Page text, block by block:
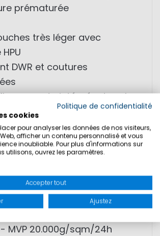
prématurée
très léger avec
DWR et coutures
intégrée dans le
poches sur les côtés
YKK
taille réglables
MVP 20.000g/sqm/24h
Politique de confidentialité
cookies
pour analyser les données de nos visiteurs,
afficher un contenu personnalisé et vous
inoubliable. Pour plus d'informations sur
utilisons, ouvrez les paramètres.
Accepter tout
Ajustez